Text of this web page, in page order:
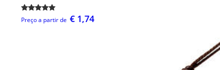
Preço a partir de € 1,74